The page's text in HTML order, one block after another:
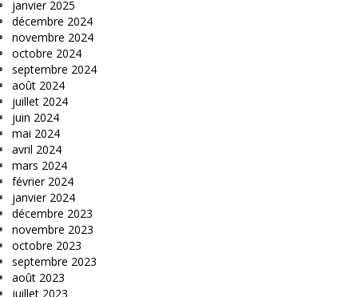
janvier 2025
décembre 2024
novembre 2024
octobre 2024
septembre 2024
août 2024
juillet 2024
juin 2024
mai 2024
avril 2024
mars 2024
février 2024
janvier 2024
décembre 2023
novembre 2023
octobre 2023
septembre 2023
août 2023
juillet 2023